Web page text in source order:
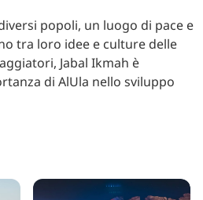
popoli, un luogo di pace e
tra loro idee e culture delle
Jabal Ikmah è
di AlUla nello sviluppo